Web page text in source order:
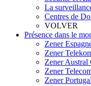
La
Centres de
VOLVER
Présence dans le
Zener
Zener
Zener Austral
Zener
Zener Portugal